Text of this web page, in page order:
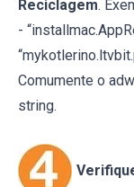
Reciclagem.
-
Comumente o
string.